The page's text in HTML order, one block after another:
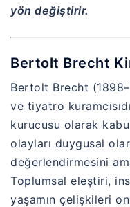
yön değiştirir.
Bertolt Brecht
Bertolt Brecht
ve tiyatro
kurucusu olarak
olayları duygusal
değerlendirmesini
Toplumsal eleştiri,
yaşamın çelişkileri